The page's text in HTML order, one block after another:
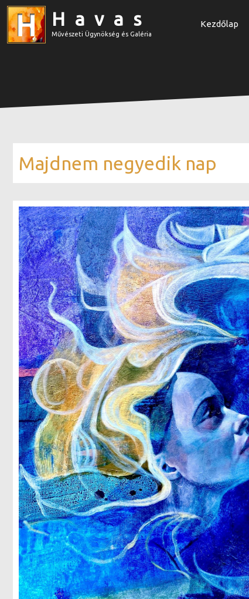
Havas
Művészeti Ügynökség és Galéria
Kezdőlap
Majdnem negyedik nap